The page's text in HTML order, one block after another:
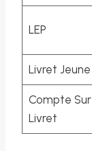
LEP
Livret Jeune
Compte Sur
Livret